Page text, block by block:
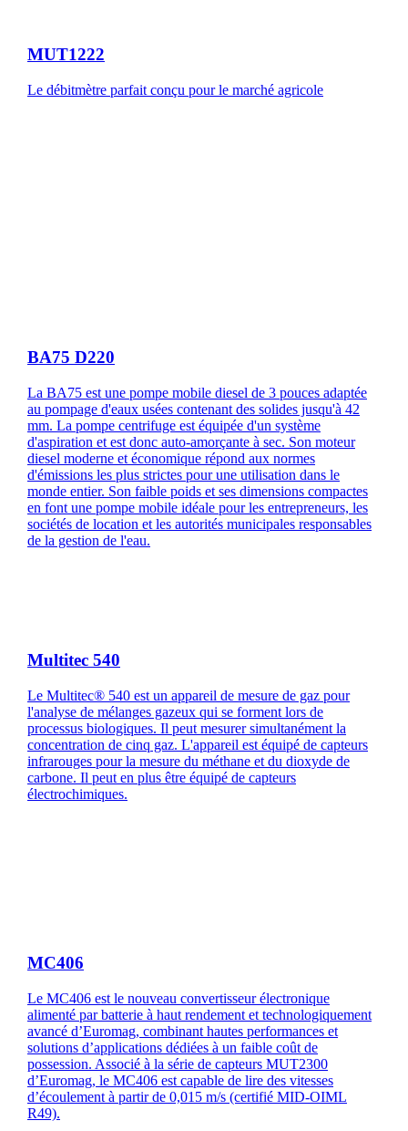
MUT1222
Le débitmètre parfait conçu pour le marché agricole
BA75 D220
La BA75 est une pompe mobile diesel de 3 pouces adaptée
au pompage d'eaux usées contenant des solides jusqu'à 42
mm. La pompe centrifuge est équipée d'un système
d'aspiration et est donc auto-amorçante à sec. Son moteur
diesel moderne et économique répond aux normes
d'émissions les plus strictes pour une utilisation dans le
monde entier. Son faible poids et ses dimensions compactes
en font une pompe mobile idéale pour les entrepreneurs, les
sociétés de location et les autorités municipales responsables
de la gestion de l'eau.
Multitec 540
Le Multitec® 540 est un appareil de mesure de gaz pour
l'analyse de mélanges gazeux qui se forment lors de
processus biologiques. Il peut mesurer simultanément la
concentration de cinq gaz. L'appareil est équipé de capteurs
infrarouges pour la mesure du méthane et du dioxyde de
carbone. Il peut en plus être équipé de capteurs
électrochimiques.
MC406
Le MC406 est le nouveau convertisseur électronique
alimenté par batterie à haut rendement et technologiquement
avancé d’Euromag, combinant hautes performances et
solutions d’applications dédiées à un faible coût de
possession. Associé à la série de capteurs MUT2300
d’Euromag, le MC406 est capable de lire des vitesses
d’écoulement à partir de 0,015 m/s (certifié MID-OIML
R49).